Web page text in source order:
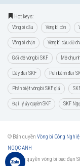
Hot keys:
Vòng bi cầu Vòng bi côn
Vòng bi chặn Vòng bi cầu đỡ
Gối đỡ vòng bi SKF Mỡ chịu
Dây đai SKF Puli bánh đai
Phân biệt vòng bi SKF giả
Đại lý ủy quyền SKF SKF
© Bản quyền Vòng bi Công
NGỌC ANH
Đại lý ủy quyền vòng bi bạc đạn